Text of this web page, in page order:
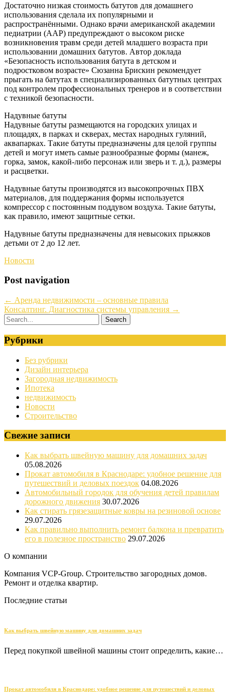
Достаточно низкая стоимость батутов для домашнего
использования сделала их популярными и
распространёнными. Однако врачи американской академии
педиатрии (AAP) предупреждают о высоком риске
возникновения травм среди детей младшего возраста при
использовании домашних батутов. Автор доклада
«Безопасность использования батута в детском и
подростковом возрасте» Сюзанна Брискин рекомендует
прыгать на батутах в специализированных батутных центрах
под контролем профессиональных тренеров и в соответствии
с техникой безопасности.
Надувные батуты
Надувные батуты размещаются на городских улицах и
площадях, в парках и скверах, местах народных гуляний,
аквапарках. Такие батуты предназначены для целой группы
детей и могут иметь самые разнообразные формы (манеж,
горка, замок, какой-либо персонаж или зверь и т. д.), размеры
и расцветки.
Надувные батуты производятся из высокопрочных ПВХ
материалов, для поддержания формы используется
компрессор с постоянным поддувом воздуха. Такие батуты,
как правило, имеют защитные сетки.
Надувные батуты предназначены для невысоких прыжков
детьми от 2 до 12 лет.
Новости
Post navigation
← Аренда недвижимости – основные правила
Консалтинг. Диагностика системы управления →
Рубрики
Без рубрики
Дизайн интерьера
Загородная недвижимость
Ипотека
недвижимость
Новости
Строительство
Свежие записи
Как выбрать швейную машину для домашних задач
05.08.2026
Прокат автомобиля в Краснодаре: удобное решение для
путешествий и деловых поездок 04.08.2026
Автомобильный городок для обучения детей правилам
дорожного движения 30.07.2026
Как стирать грязезащитные ковры на резиновой основе
29.07.2026
Как правильно выполнить ремонт балкона и превратить
его в полезное пространство 29.07.2026
О компании
Компания VCP-Group. Строительство загородных домов.
Ремонт и отделка квартир.
Последние статьи
Как выбрать швейную машину для домашних задач
Перед покупкой швейной машины стоит определить, какие…
Прокат автомобиля в Краснодаре: удобное решение для путешествий и деловых